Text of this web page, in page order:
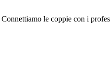
Connettiamo le coppie con i